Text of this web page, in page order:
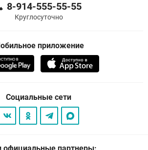
8-914-555-55-55
Круглосуточно
приложение
Социальные сети